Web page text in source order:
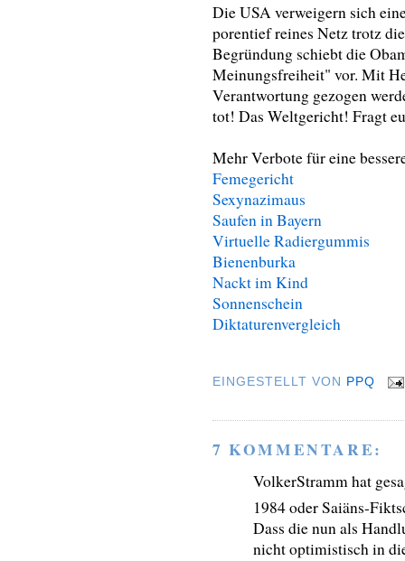
Die USA verweigern sich
porentief reines Netz trotz
Begründung schiebt die
Meinungsfreiheit" vor. Mit
Verantwortung gezogen
tot! Das Weltgericht! Fragt
Mehr Verbote für eine
Femegericht
Sexynazimaus
Saufen in Bayern
Virtuelle Radiergummis
Bienenburka
Nackt im Kind
Sonnenschein
Diktaturenvergleich
EINGESTELLT VON PPQ
7 KOMMENTARE:
VolkerStramm hat
1984 oder Saiäns-
Dass die nun als
nicht optimistisch in